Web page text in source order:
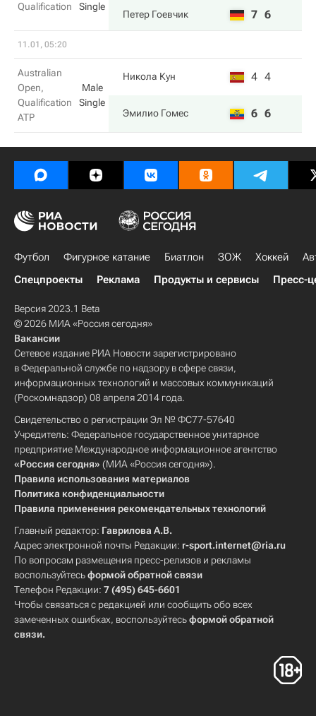
Qualification
Single
Петер Гоевчик 7 6
11.01, 05:20
Australian
Open,
Qualification
ATP
Male
Single
Никола Кун 4 4
Эмилио Гомес 6 6
Футбол Фигурное катание Биатлон ЗОЖ Хоккей
Спецпроекты
Реклама Продукты и сервисы Пресс-
Версия 2023.1 Beta
© 2026 МИА «Россия сегодня»
Вакансии
Сетевое издание РИА Новости зарегистрировано
в Федеральной службе по надзору в сфере связи,
информационных технологий и массовых коммуникаций
(Роскомнадзор) 08 апреля 2014 года.
Свидетельство о регистрации Эл № ФС77-57640
Учредитель: Федеральное государственное унитарное
предприятие Международное информационное агентство
«Россия сегодня» (МИА «Россия сегодня»).
Правила использования материалов
Политика конфиденциальности
Правила применения рекомендательных технологий
Главный редактор: Гаврилова А.В.
Адрес электронной почты Редакции: r-sport.internet@ria.ru
По вопросам размещения пресс-релизов и рекламы
воспользуйтесьформой обратной связи
Телефон Редакции: 7 (495) 645-6601
Чтобы связаться с редакцией или сообщить обо всех
замеченных ошибках, воспользуйтесьформой обратной
связи.